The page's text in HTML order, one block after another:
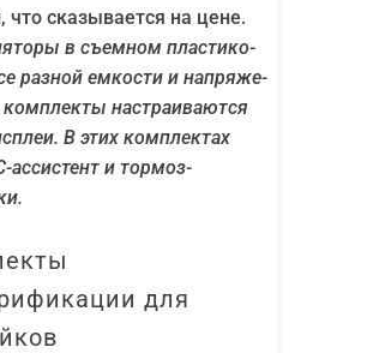
что ска­зы­ва­ет­ся на цене.
в съем­ном пла­сти­ко­
раз­ной емко­сти и напря­же­
настра­и­ва­ют­ся
В этих ком­плек­тах
асси­стент и тор­моз­
для